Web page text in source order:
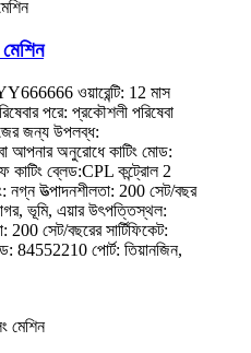
ওয়ারেন্টি: 12 মাস
পরে: প্রকৌশলী পরিষেবা
জন্য উপলব্ধ:
অনুরোধে কাটিং মোড:
কাটিং ব্লেড:CPL কন্ট্রোল 2
নগ্ন উত্পাদনশীলতা: 200 সেট/বছর
ভূমি, এয়ার উৎপত্তিস্থল:
200 সেট/বছরের সার্টিফিকেট:
পোর্ট: তিয়ানজিন,